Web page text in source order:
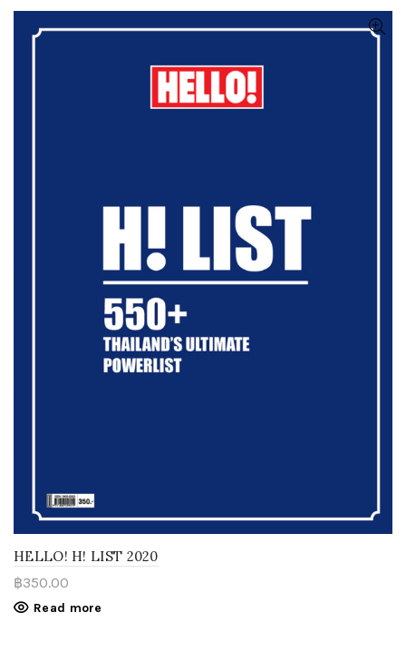
HELLO! H! LIST 2020
฿350.00
Read more